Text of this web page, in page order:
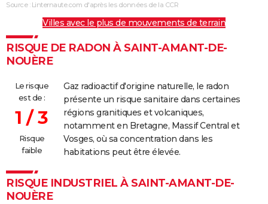
Source : Linternaute.com d'après les données de la CCR
Villes avec le plus de mouvements de terrain
RISQUE DE RADON À SAINT-AMANT-DE-
NOUÈRE
Le risque
est de :
1 / 3
Risque
faible
Gaz radioactif d'origine naturelle, le radon
présente un risque sanitaire dans certaines
régions granitiques et volcaniques,
notamment en Bretagne, Massif Central et
Vosges, où sa concentration dans les
habitations peut être élevée.
RISQUE INDUSTRIEL À SAINT-AMANT-DE-
NOUÈRE